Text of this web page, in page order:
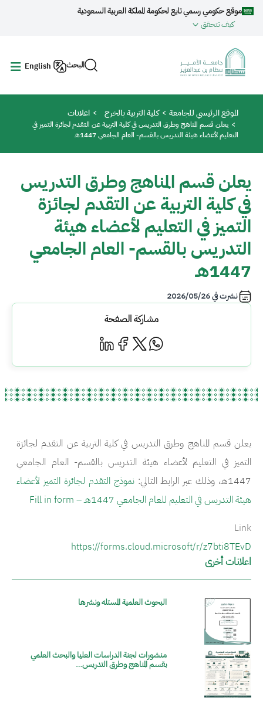
تجاوز إلى المحتوى الرئيسي
موقع حكومي رسمي تابع لحكومة المملكة العربية السعودية
كيف تتحقق
البحث English
مسار التنقل
الموقع الرئيسي للجامعة كلية التربية بالخرج اعلانات
يعلن قسم المناهج وطرق التدريس في كلية التربية عن التقدم لجائزة التميز في
التعليم لأعضاء هيئة التدريس بالقسم- العام الجامعي 1447هـ
يعلن قسم المناهج وطرق التدريس
في كلية التربية عن التقدم لجائزة
التميز في التعليم لأعضاء هيئة
التدريس بالقسم- العام الجامعي
1447هـ
نشرت في2026/05/26
مشاركة الصفحة
يعلن قسم المناهج وطرق التدريس في كلية التربية عن التقدم لجائزة
التميز في التعليم لأعضاء هيئة التدريس بالقسم- العام الجامعي
1447هـ، وذلك عبر الرابط التالي:
نموذج التقدم لجائزة التميز لأعضاء
هيئة التدريس في التعليم للعام الجامعي 1447هـ – Fill in form
Link
https://forms.cloud.microsoft/r/z7bti8TEvD
اعلانات أخرى
الصورة البحوث العلمية المستله ونشرها
الصورة منشورات لجنة الدراسات العليا والبحث العلمي
بقسم المناهج وطرق التدريس…